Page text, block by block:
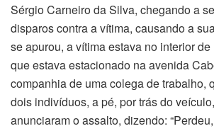
Sérgio Carneiro da Silva, chegando a
disparos contra a vítima, causando a
se apurou, a vítima estava no interior
que estava estacionado na avenida
companhia de uma colega de trabalho,
dois indivíduos, a pé, por trás do
anunciaram o assalto, dizendo: